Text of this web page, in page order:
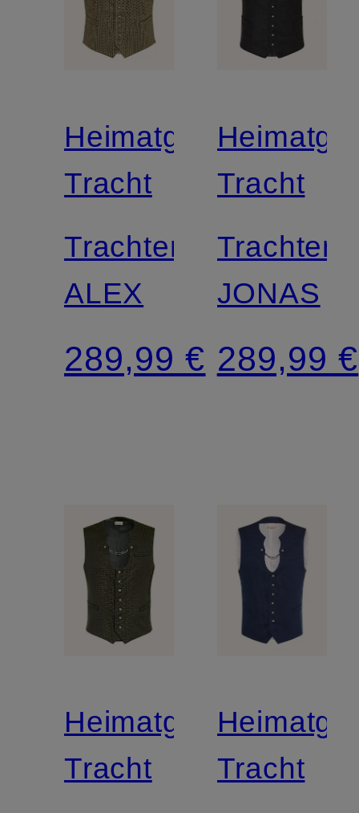
Heimatglück
Tracht
Trachtenweste
ALEX
289,99 €
Tracht
JONAS
289,99 €
Heimatglück
Tracht
Tracht